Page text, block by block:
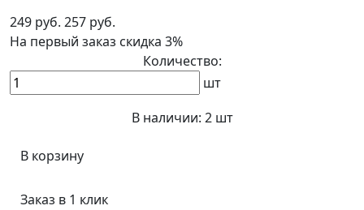
249 руб. 257 руб.
На первый заказ скидка 3%
Количество:
шт
В наличии: 2 шт
В корзину
Заказ в 1 клик